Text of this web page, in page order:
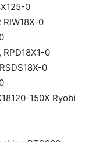
0
RIW18X-0
0
0
150X Ryobi